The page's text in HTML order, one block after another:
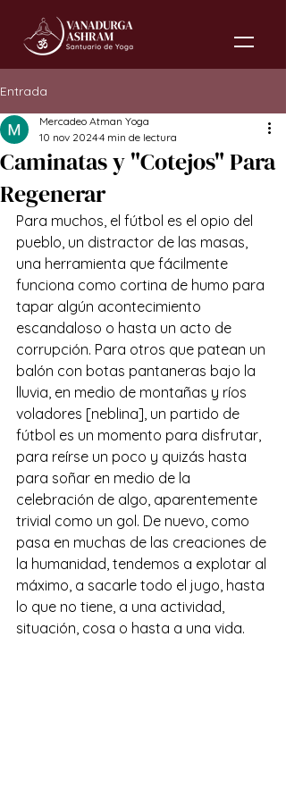
Entrada
Caminatas y "Cotejos" Para
Regenerar
Mercadeo Atman Yoga
10 nov 20244 min de lectura
Para muchos, el fútbol es el opio del
pueblo, un distractor de las masas,
una herramienta que fácilmente
funciona como cortina de humo para
tapar algún acontecimiento
escandaloso o hasta un acto de
corrupción. Para otros que patean un
balón con botas pantaneras bajo la
lluvia, en medio de montañas y ríos
voladores [neblina], un partido de
fútbol es un momento para disfrutar,
para reírse un poco y quizás hasta
para soñar en medio de la
celebración de algo, aparentemente
trivial como un gol. De nuevo, como
pasa en muchas de las creaciones de
la humanidad, tendemos a explotar al
máximo, a sacarle todo el jugo, hasta
lo que no tiene, a una actividad,
situación, cosa o hasta a una vida.